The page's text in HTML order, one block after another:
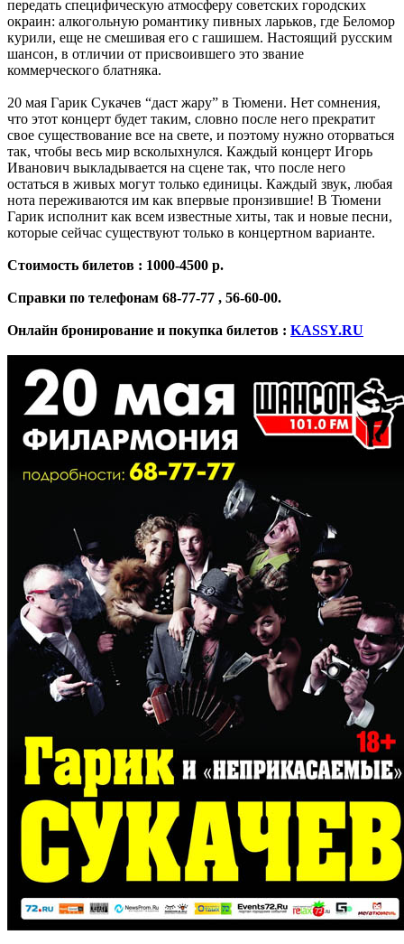
передать специфическую атмосферу советских городских
окраин: алкогольную романтику пивных ларьков, где Беломор
курили, еще не смешивая его с гашишем. Настоящий русским
шансон, в отличии от присвоившего это звание
коммерческого блатняка.
20 мая Гарик Сукачев “даст жару” в Тюмени. Нет сомнения,
что этот концерт будет таким, словно после него прекратит
свое существование все на свете, и поэтому нужно оторваться
так, чтобы весь мир всколыхнулся. Каждый концерт Игорь
Иванович выкладывается на сцене так, что после него
остаться в живых могут только единицы. Каждый звук, любая
нота переживаются им как впервые пронзившие! В Тюмени
Гарик исполнит как всем известные хиты, так и новые песни,
которые сейчас существуют только в концертном варианте.
Стоимость билетов : 1000-4500 р.
Справки по телефонам 68-77-77 , 56-60-00.
Онлайн бронирование и покупка билетов : KASSY.RU